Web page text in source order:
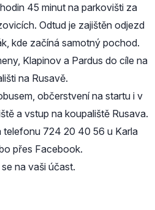
45 minut na parkovišti za
Odtud je zajištěn odjezd
kde začíná samotný pochod.
Klapinov a Pardus do cíle na
na Rusavě.
občerstvení na startu i v
a vstup na koupaliště Rusava.
telefonu 724 20 40 56 u Karla
přes Facebook.
na vaši účast.